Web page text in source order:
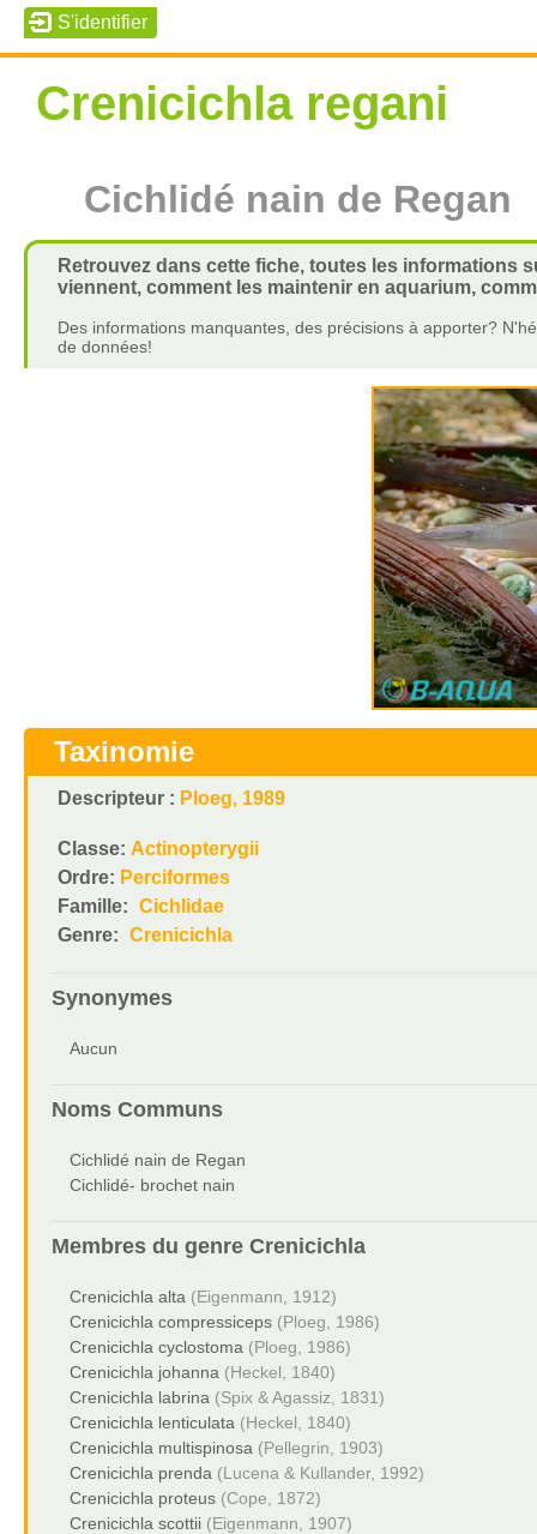
Crenicichla regani
Cichlidé nain de Regan
Retrouvez dans cette fiche, toutes les informations
viennent, comment les maintenir en aquarium,
Des informations manquantes, des précisions à apporter?
de données!
Taxinomie
Descripteur : Ploeg, 1989
Classe: Actinopterygii
Ordre: Perciformes
Famille: Cichlidae
Genre: Crenicichla
Synonymes
Aucun
Noms Communs
Cichlidé nain de Regan
Cichlidé- brochet nain
Membres du genre Crenicichla
Crenicichla alta (Eigenmann, 1912)
Crenicichla compressiceps (Ploeg, 1986)
Crenicichla cyclostoma (Ploeg, 1986)
Crenicichla johanna (Heckel, 1840)
Crenicichla labrina (Spix & Agassiz, 1831)
Crenicichla lenticulata (Heckel, 1840)
Crenicichla multispinosa (Pellegrin, 1903)
Crenicichla prenda (Lucena & Kullander, 1992)
Crenicichla proteus (Cope, 1872)
Crenicichla scottii (Eigenmann, 1907)